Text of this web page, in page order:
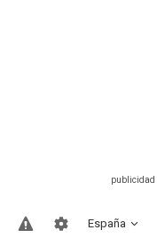
España